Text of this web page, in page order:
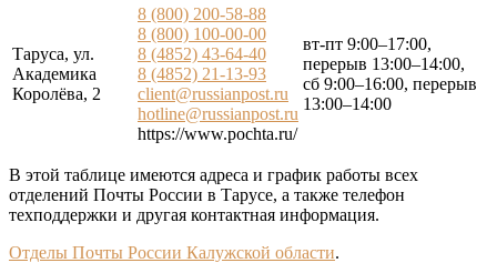
Таруса, ул.
Академика
Королёва, 2
8 (800) 200-58-88
8 (800) 100-00-00
8 (4852) 43-64-40
8 (4852) 21-13-93
client@russianpost.ru
hotline@russianpost.ru
https://www.pochta.ru/
вт-пт 9:00–17:00,
перерыв 13:00–14:00,
сб 9:00–16:00, перерыв
13:00–14:00
В этой таблице имеются адреса и график работы всех
отделений Почты России в Тарусе, а также телефон
техподдержки и другая контактная информация.
Отделы Почты России Калужской области.